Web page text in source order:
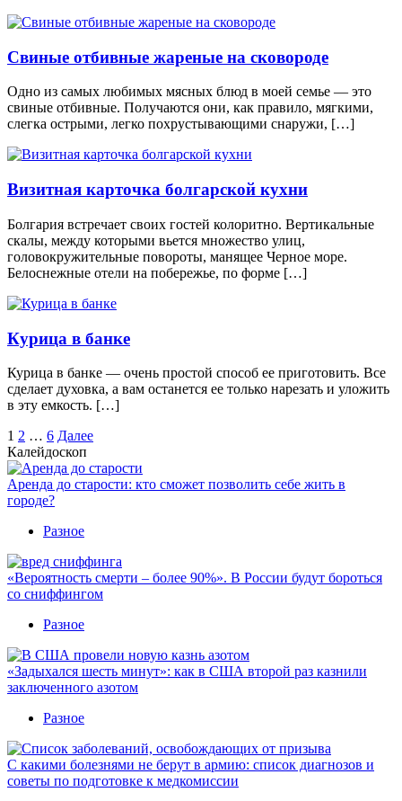
Свиные отбивные жареные на сковороде
Одно из самых любимых мясных блюд в моей семье — это
свиные отбивные. Получаются они, как правило, мягкими,
слегка острыми, легко похрустывающими снаружи, […]
Визитная карточка болгарской кухни
Болгария встречает своих гостей колоритно. Вертикальные
скалы, между которыми вьется множество улиц,
головокружительные повороты, манящее Черное море.
Белоснежные отели на побережье, по форме […]
Курица в банке
Курица в банке — очень простой способ ее приготовить. Все
сделает духовка, а вам останется ее только нарезать и уложить
в эту емкость. […]
Пагинация
записей
1 2 … 6 Далее
Калейдоскоп
Аренда до старости: кто сможет позволить себе жить в
городе?
Разное
«Вероятность смерти – более 90%». В России будут бороться
со сниффингом
Разное
«Задыхался шесть минут»: как в США второй раз казнили
заключенного азотом
Разное
С какими болезнями не берут в армию: список диагнозов и
советы по подготовке к медкомиссии